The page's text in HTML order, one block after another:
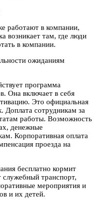
работают в компании,
возникает там, где люди
в компании.
ожиданиям
программа
Она включает в себя
Это официальная
Доплата сотрудникам за
работы. Возможность
денежные
Корпоративная оплата
проезда на
бесплатно кормит
служебный транспорт,
мероприятия и
и их детей.